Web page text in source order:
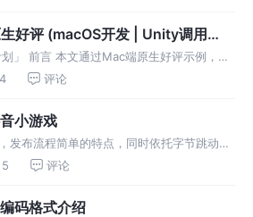
好评 (macOS开发 | Unity调用
」 前言 本文通过Mac端原生好评示例，教
一，xCode端处理 1.1 创建Bundle 打开
4 评论
小游戏
发布流程简单的特点，同时依托字节跳动生
较强的内容分发能力，支持小游戏开发者快
5 评论
码格式介绍